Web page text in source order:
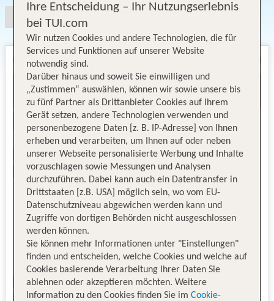
Ihre Entscheidung – Ihr Nutzungserlebnis
bei TUI.com
Wir nutzen Cookies und andere Technologien, die für
Services und Funktionen auf unserer Website
notwendig sind.
Darüber hinaus und soweit Sie einwilligen und
„Zustimmen“ auswählen, können wir sowie unsere bis
zu fünf Partner als Drittanbieter Cookies auf Ihrem
Gerät setzen, andere Technologien verwenden und
personenbezogene Daten [z. B. IP-Adresse] von Ihnen
erheben und verarbeiten, um Ihnen auf oder neben
unserer Webseite personalisierte Werbung und Inhalte
vorzuschlagen sowie Messungen und Analysen
durchzuführen. Dabei kann auch ein Datentransfer in
Drittstaaten [z.B. USA] möglich sein, wo vom EU-
Datenschutzniveau abgewichen werden kann und
Zugriffe von dortigen Behörden nicht ausgeschlossen
werden können.
Sie können mehr Informationen unter "Einstellungen"
finden und entscheiden, welche Cookies und welche auf
Cookies basierende Verarbeitung Ihrer Daten Sie
ablehnen oder akzeptieren möchten. Weitere
Information zu den Cookies finden Sie im Cookie-